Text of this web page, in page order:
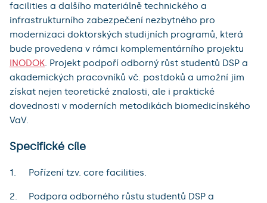
facilities a dalšího materiálně technického a
infrastrukturního zabezpečení nezbytného pro
modernizaci doktorských studijních programů, která
bude provedena v rámci komplementárního projektu
INODOK. Projekt podpoří odborný růst studentů DSP a
akademických pracovníků vč. postdoků a umožní jim
získat nejen teoretické znalosti, ale i praktické
dovednosti v moderních metodikách biomedicínského
VaV.
Specifické cíle
Pořízení tzv. core facilities.
Podpora odborného růstu studentů DSP a